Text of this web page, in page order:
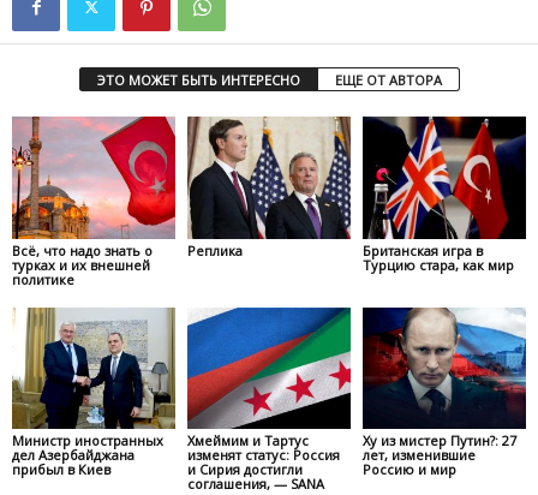
ЭТО МОЖЕТ БЫТЬ ИНТЕРЕСНО ЕЩЕ ОТ АВТОРА
Всё, что надо знать о
турках и их внешней
политике
Реплика
Британская игра в
Турцию стара, как мир
Министр иностранных
дел Азербайджана
прибыл в Киев
Хмеймим и Тартус
изменят статус: Россия
и Сирия достигли
соглашения, — SANA
Ху из мистер Путин?: 27
лет, изменившие
Россию и мир